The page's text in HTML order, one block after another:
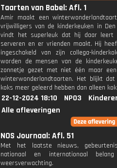
Taarten van Babel: Afl. 1
Amir maakt een
vrijwilligers van de kinderkeuken in Den
vindt het superleuk dat hij daar leert
serveren en er vrienden maakt. Hij
ingeschakeld van zijn collega-
worden de mensen van de
zonnetje gezet met niet één maar
winterwonderlandtaarten. Het blijkt
koks meer geleerd hebben dan alleen
22-12-2024 18:10 NPO3
Alle afleveringen
NOS Journaal: Afl. 51
Met het laatste nieuws,
nationaal en internationaal
weersverwachting.